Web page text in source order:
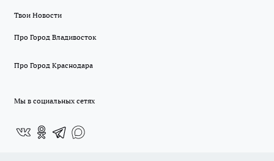
Твои Новости
Про Город Владивосток
Про Город Краснодара
Мы в социальных сетях